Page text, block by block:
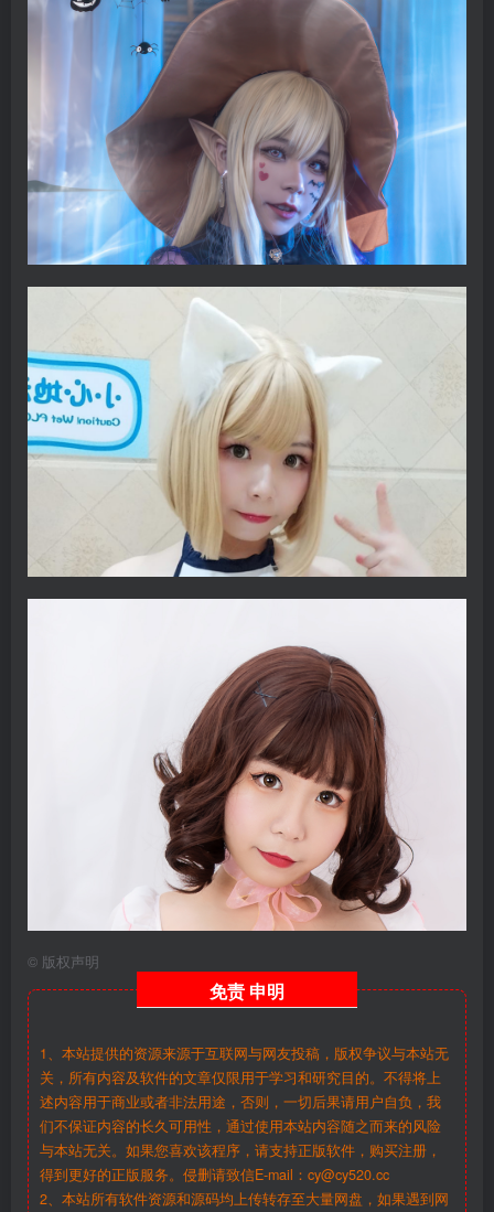
© 版权声明
免责 申明
1、本站提供的资源来源于互联网与网友投稿，版权争议与本站无
关，所有内容及软件的文章仅限用于学习和研究目的。不得将上
述内容用于商业或者非法用途，否则，一切后果请用户自负，我
们不保证内容的长久可用性，通过使用本站内容随之而来的风险
与本站无关。如果您喜欢该程序，请支持正版软件，购买注册，
得到更好的正版服务。侵删请致信E-mail：cy@cy520.cc
2、本站所有软件资源和源码均上传转存至大量网盘，如果遇到网